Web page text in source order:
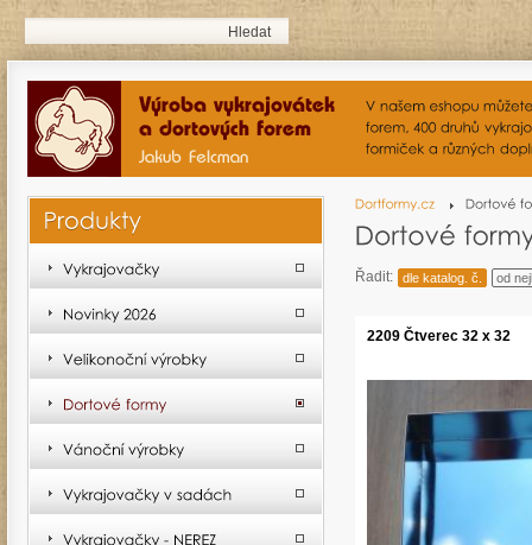
Řadit: dle katalog. č. od
2209 Čtverec 32 x 32